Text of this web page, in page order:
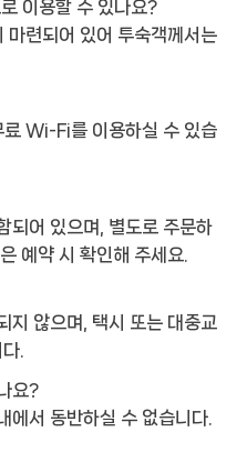
이용할 수 있나요?
마련되어 있어 투숙객께서는
료 Wi-Fi를 이용하실 수 있습
되어 있으며, 별도로 주문하
예약 시 확인해 주세요.
지 않으며, 택시 또는 대중교
.
요?
에서 동반하실 수 없습니다.